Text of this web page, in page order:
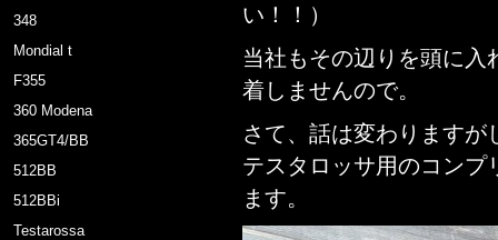
348
Mondial t
F355
360 Modena
365GT4/BB
512BB
512BBi
Testarossa
い！！）
当社もその辺りを頭に
着しませんので。
さて、話は変わります
テスタロッサ用のコンプ
ます。